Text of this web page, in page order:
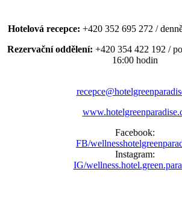
Hotelová recepce: +420 352 695 272 /
Rezervační oddělení: +420 354 422 192 /
16:00 hodin
Facebook:
FB/
Instagram:
IG/